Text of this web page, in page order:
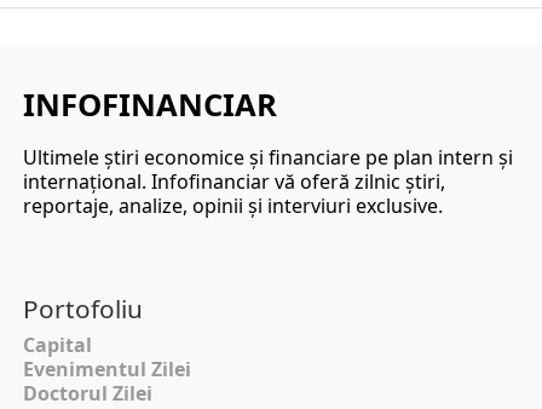
INFOFINANCIAR
Ultimele ştiri economice şi financiare pe plan intern şi
internaţional. Infofinanciar vă oferă zilnic ştiri,
reportaje, analize, opinii şi interviuri exclusive.
Portofoliu
Capital
Evenimentul Zilei
Doctorul Zilei